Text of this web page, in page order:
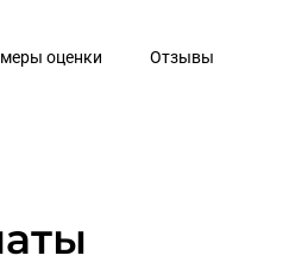
оценки
Отзывы